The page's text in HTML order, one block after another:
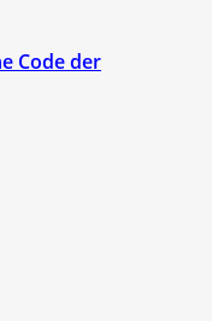
Code der